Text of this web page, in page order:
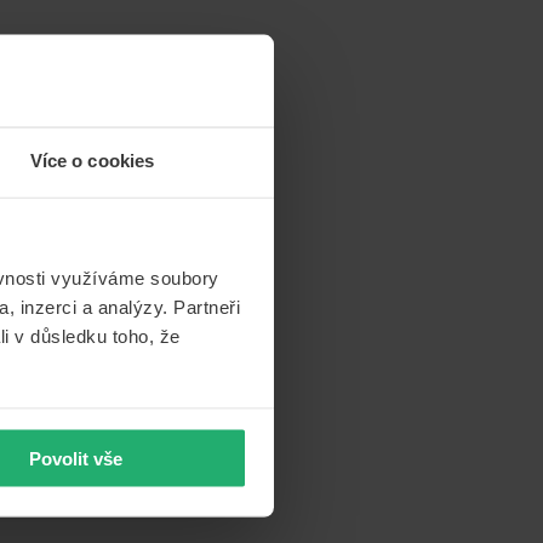
Více o cookies
využíváme soubory
inzerci a analýzy. Partneři
v důsledku toho, že
Povolit vše
likvidaci
především
automobilů?